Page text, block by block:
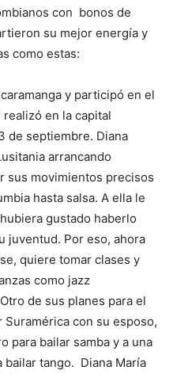
con bonos de
su mejor energía y
como estas:
y participó en el
en la capital
de septiembre. Diana
arrancando
sus movimientos precisos
hasta salsa. A ella le
gustado haberlo
juventud. Por eso, ahora
quiere tomar clases y
como jazz
de sus planes para el
con su esposo,
para bailar samba y a una
bailar tango. Diana María